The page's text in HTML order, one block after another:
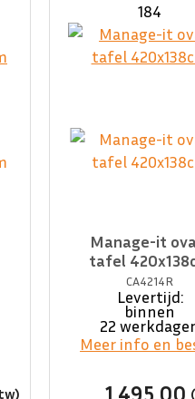
184
Manage-it
tafel
CA4214R
Levertijd:
binnen
22
1.495,00
Meer info en